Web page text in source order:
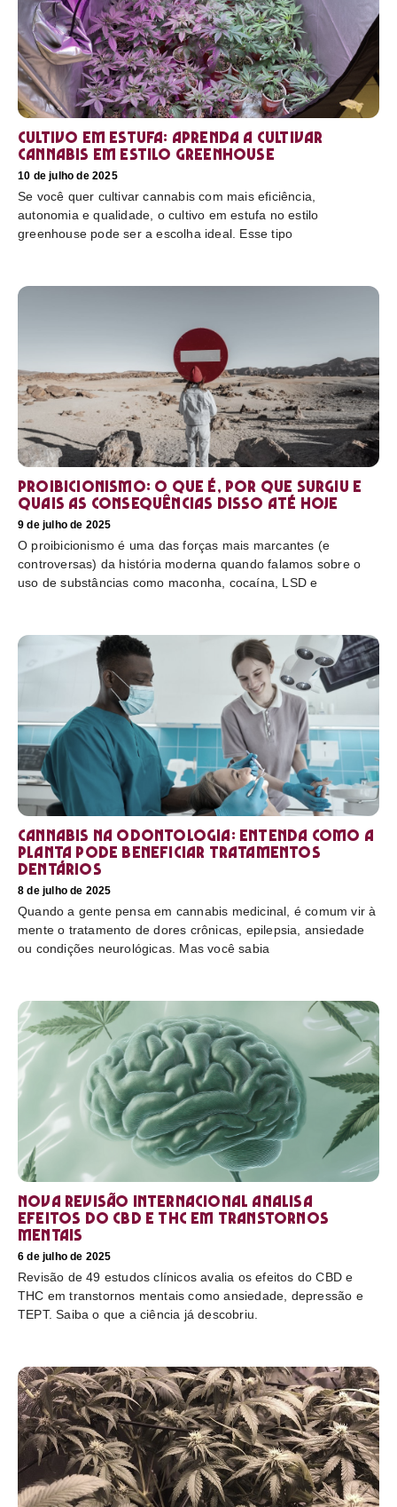
Cultivo em estufa: aprenda a cultivar
cannabis em estilo greenhouse
10 de julho de 2025
Se você quer cultivar cannabis com mais eficiência,
autonomia e qualidade, o cultivo em estufa no estilo
greenhouse pode ser a escolha ideal. Esse tipo
Proibicionismo: o que é, por que surgiu e
quais as consequências disso até hoje
9 de julho de 2025
O proibicionismo é uma das forças mais marcantes (e
controversas) da história moderna quando falamos sobre o
uso de substâncias como maconha, cocaína, LSD e
Cannabis na odontologia: entenda como a
planta pode beneficiar tratamentos
dentários
8 de julho de 2025
Quando a gente pensa em cannabis medicinal, é comum vir à
mente o tratamento de dores crônicas, epilepsia, ansiedade
ou condições neurológicas. Mas você sabia
Nova revisão internacional analisa
efeitos do CBD e THC em transtornos
mentais
6 de julho de 2025
Revisão de 49 estudos clínicos avalia os efeitos do CBD e
THC em transtornos mentais como ansiedade, depressão e
TEPT. Saiba o que a ciência já descobriu.